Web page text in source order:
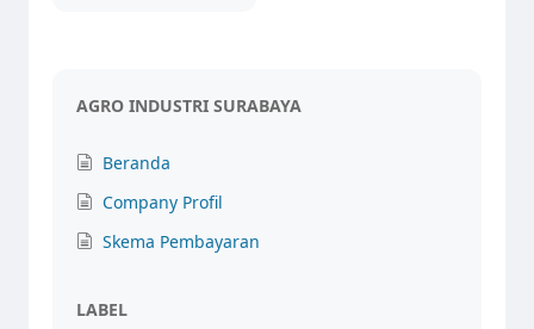
AGRO INDUSTRI SURABAYA
Beranda
Company Profil
Skema Pembayaran
LABEL